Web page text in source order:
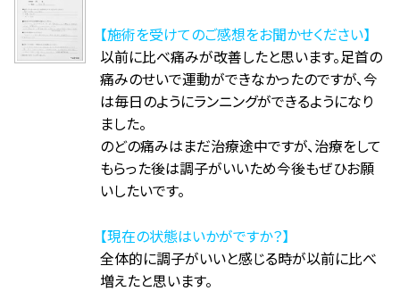
【施術を受けてのご感想をお聞かせください】
以前に比べ痛みが改善したと思います。足首の
痛みのせいで運動ができなかったのですが、今
は毎日のようにランニングができるようになり
ました。
のどの痛みはまだ治療途中ですが、治療をして
もらった後は調子がいいため今後もぜひお願
いしたいです。
【現在の状態はいかがですか？】
全体的に調子がいいと感じる時が以前に比べ
増えたと思います。